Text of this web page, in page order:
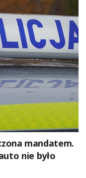
mandatem.
nie było